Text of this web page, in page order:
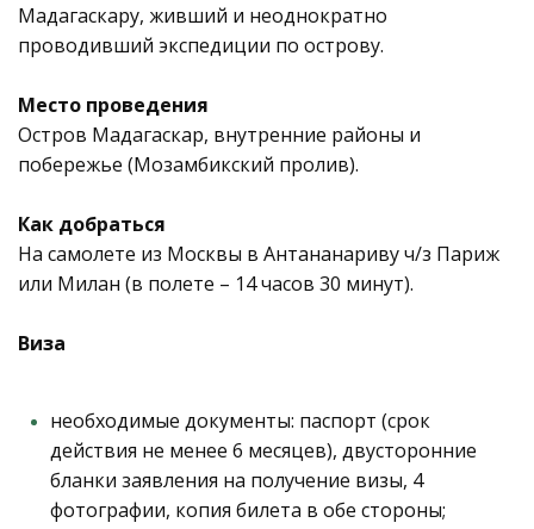
Мадагаскару, живший и неоднократно
проводивший экспедиции по острову.
Место проведения
Остров Мадагаскар, внутренние районы и
побережье (Мозамбикский пролив).
Как добраться
На самолете из Москвы в Антананариву ч/з Париж
или Милан (в полете – 14 часов 30 минут).
Виза
необходимые документы: паспорт (срок
действия не менее 6 месяцев), двусторонние
бланки заявления на получение визы, 4
фотографии, копия билета в обе стороны;